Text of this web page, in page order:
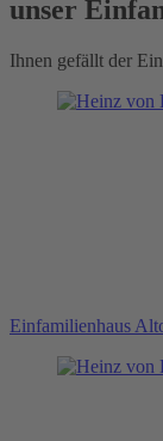
unser
Ihnen gefällt der
Einfamilienhaus